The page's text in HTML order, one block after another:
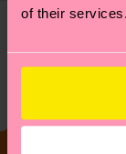
of their services.
Kollektion